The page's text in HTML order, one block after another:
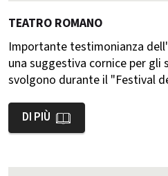
TEATRO ROMANO
Importante testimonianza
una suggestiva cornice per gli
svolgono durante il "Festival
DI PIÙ